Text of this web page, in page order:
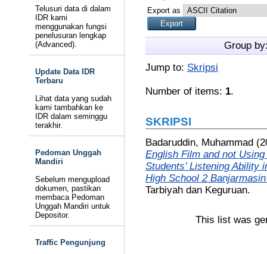
Telusuri data di dalam
IDR kami
menggunakan fungsi
penelusuran lengkap
(Advanced).
Update Data IDR
Terbaru
Lihat data yang sudah
kami tambahkan ke
IDR dalam seminggu
terakhir.
Pedoman Unggah
Mandiri
Sebelum mengupload
dokumen, pastikan
membaca Pedoman
Unggah Mandiri untuk
Depositor.
Traffic Pengunjung
Export as
Group
Jump to: Skripsi
Number of items: 1.
SKRIPSI
Badaruddin, Muhammad
English Film and not
Students’ Listening Ability
High School 2
Tarbiyah dan Keguruan.
This list was